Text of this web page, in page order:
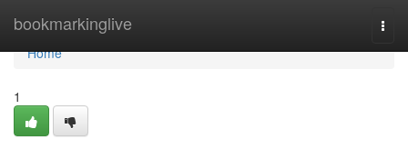
bookmarkinglive
Home
Home
1